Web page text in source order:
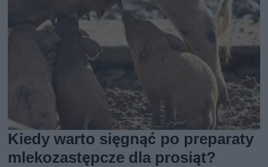
Kiedy warto sięgnąć po preparaty
mlekozastępcze dla prosiąt?